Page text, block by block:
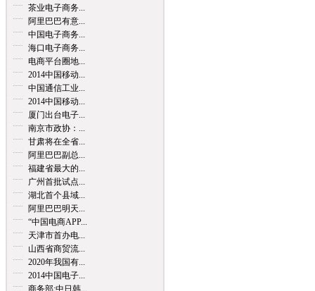
茶业电子商务...
阿里巴巴有意...
中国电子商务...
海口电子商务...
电商平台圈地...
2014中国移动...
中国通信工业...
2014中国移动...
厦门出台电子...
南京市政协：...
甘肃将在全省...
阿里巴巴副总...
福建省最大的...
广州首批试点...
湖北首个县域...
阿里巴巴明天...
“中国电商APP...
天津市首办电...
山西省商贸流...
2020年我国有...
2014中国电子...
商务部:中日韩...